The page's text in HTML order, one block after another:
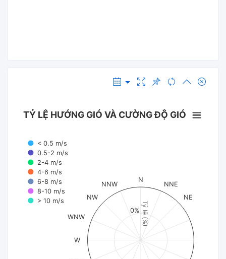
Tỷ lệ (%)
TỶ LỆ HƯỚNG GIÓ VÀ CƯỜNG ĐỘ GIÓ
< 0.5 m/s
0.5-2 m/s
2-4 m/s
4-6 m/s
6-8 m/s
8-10 m/s
> 10 m/s
N
NNE
NE
W
WNW
NW
NNW
0%